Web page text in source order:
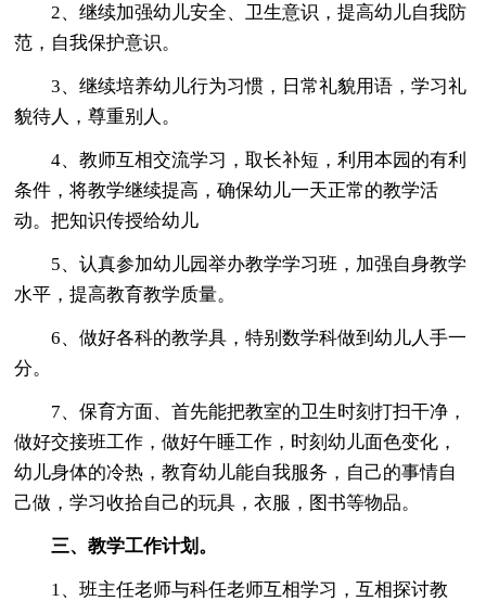
2、继续加强幼儿安全、卫生意识，提高幼儿自我防
范，自我保护意识。
3、继续培养幼儿行为习惯，日常礼貌用语，学习礼
貌待人，尊重别人。
4、教师互相交流学习，取长补短，利用本园的有利
条件，将教学继续提高，确保幼儿一天正常的教学活
动。把知识传授给幼儿
5、认真参加幼儿园举办教学学习班，加强自身教学
水平，提高教育教学质量。
6、做好各科的教学具，特别数学科做到幼儿人手一
分。
7、保育方面、首先能把教室的卫生时刻打扫干净，
做好交接班工作，做好午睡工作，时刻幼儿面色变化，
幼儿身体的冷热，教育幼儿能自我服务，自己的事情自
己做，学习收拾自己的玩具，衣服，图书等物品。
三、教学工作计划。
1、班主任老师与科任老师互相学习，互相探讨教